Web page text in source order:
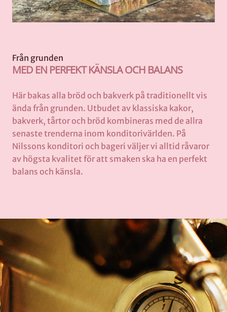
Från grunden
MED EN PERFEKT KÄNSLA OCH BALANS
Här bakas alla bröd och bakverk på traditionellt vis
ända från grunden. Utbudet av klassiska kakor,
bakverk, tårtor och bröd kombineras med de allra
senaste trenderna inom konditorivärlden. På
Nilssons konditori och bageri väljer vi alltid råvaror
av högsta kvalitet för att smaken ska ha en perfekt
balans och känsla.